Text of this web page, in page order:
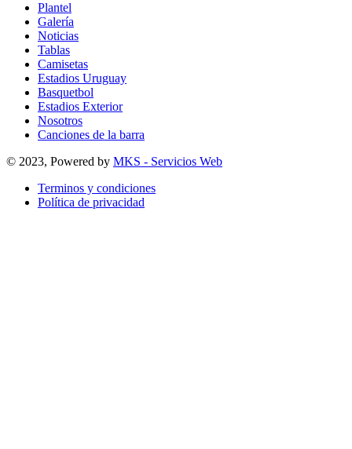
Plantel
Galería
Noticias
Tablas
Camisetas
Estadios Uruguay
Basquetbol
Estadios Exterior
Nosotros
Canciones de la barra
© 2023, Powered by MKS - Servicios Web
Terminos y condiciones
Política de privacidad